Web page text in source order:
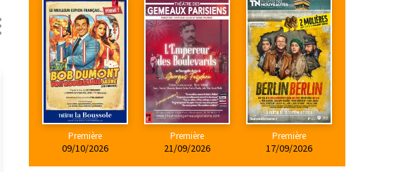
Première
09/10/2026
Première
21/09/2026
Première
17/09/2026